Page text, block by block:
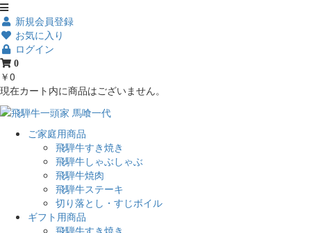
新規会員登録
お気に入り
ログイン
0
￥0
現在カート内に商品はございません。
ご家庭用商品
飛騨牛すき焼き
飛騨牛しゃぶしゃぶ
飛騨牛焼肉
飛騨牛ステーキ
切り落とし・すじボイル
ギフト用商品